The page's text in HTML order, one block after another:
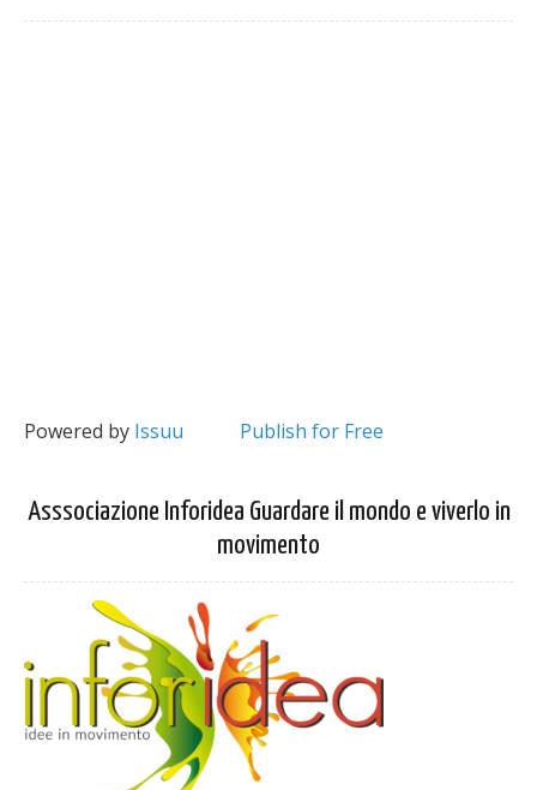
Powered by Issuu Publish for Free
Asssociazione Inforidea Guardare il mondo e viverlo in
movimento